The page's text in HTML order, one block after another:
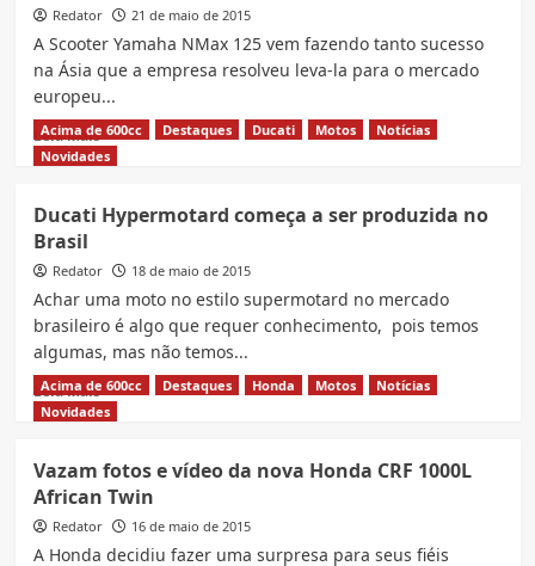
oficiais
da
250
Flex
2016
Redator 21 de maio de 2015
A Scooter Yamaha NMax 125 vem fazendo tanto sucesso
na Ásia que a empresa resolveu leva-la para o mercado
europeu...
Leia MaisRead
more
scooter
NMax
vir
para
o
Brasil
Acima de 600cc Destaques Ducati Motos
Notícias
Novidades
Ducati Hypermotard começa a ser produzida no
Brasil
Redator 18 de maio de 2015
Achar uma moto no estilo supermotard no mercado
brasileiro é algo que requer conhecimento, pois temos
algumas, mas não temos...
Leia MaisRead
more
Hypermotard
começa
a
ser
Acima de 600cc Destaques Honda Motos
Notícias
Novidades
Vazam fotos e vídeo da nova Honda CRF 1000L
African Twin
Redator 16 de maio de 2015
A Honda decidiu fazer uma surpresa para seus fiéis